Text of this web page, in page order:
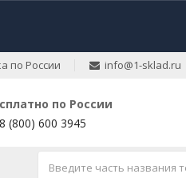
по России info@1-sklad.ru
по России
8 (800) 600 3945